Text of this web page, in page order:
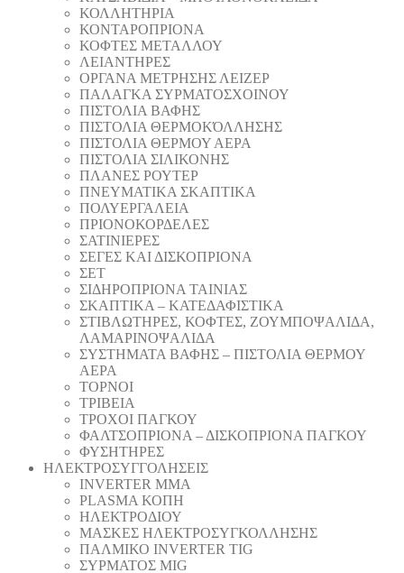
ΚΟΛΛΗΤΗΡΙΑ
ΚΟΝΤΑΡΟΠΡΙΟΝΑ
ΚΟΦΤΕΣ ΜΕΤΑΛΛΟΥ
ΛΕΙΑΝΤΗΡEΣ
ΟΡΓΑΝΑ ΜΕΤΡΗΣΗΣ ΛΕΙΖΕΡ
ΠΑΛΑΓΚΑ ΣΥΡΜΑΤΟΣΧΟΙΝΟΥ
ΠΙΣΤΟΛΙΑ ΒΑΦΗΣ
ΠΙΣΤΟΛΙΑ ΘΕΡΜΟΚΌΛΛΗΣΗΣ
ΠΙΣΤΟΛΙΑ ΘΕΡΜΟΥ ΑΕΡΑ
ΠΙΣΤΟΛΙΑ ΣΙΛΙΚΟΝΗΣ
ΠΛΑΝΕΣ ΡΟΥΤΕΡ
ΠΝΕΥΜΑΤΙΚΑ ΣΚΑΠΤΙΚΑ
ΠΟΛΥΕΡΓΑΛΕΙΑ
ΠΡΙΟΝΟΚΟΡΔΕΛΕΣ
ΣΑΤΙΝΙΕΡΕΣ
ΣΕΓΕΣ ΚΑΙ ΔΙΣΚΟΠΡΙΟΝΑ
ΣΕΤ
ΣΙΔΗΡΟΠΡΙΟΝΑ ΤΑΙΝΙΑΣ
ΣΚΑΠΤΙΚΑ – ΚΑΤΕΔΑΦΙΣΤΙΚΑ
ΣΤΙΒΛΩΤΗΡΕΣ, ΚΟΦΤΕΣ, ΖΟΥΜΠΟΨΑΛΙΔΑ,
ΛΑΜΑΡΙΝΟΨΑΛΙΔΑ
ΣΥΣΤΗΜΑΤΑ ΒΑΦΗΣ – ΠΙΣΤΟΛΙΑ ΘΕΡΜΟΥ
ΑΕΡΑ
ΤΟΡΝΟΙ
ΤΡΙΒΕΙΑ
ΤΡΟΧΟΙ ΠΑΓΚΟΥ
ΦΑΛΤΣΟΠΡΙΟΝΑ – ΔΙΣΚΟΠΡΙΟΝΑ ΠΑΓΚΟΥ
ΦΥΣΗΤΗΡΕΣ
ΗΛΕΚΤΡΟΣΥΓΓΟΛΗΣΕΙΣ
INVERTER MMA
PLASMA ΚΟΠΗ
ΗΛΕΚΤΡΟΔΙΟΥ
ΜΑΣΚΕΣ ΗΛΕΚΤΡΟΣΥΓΚΟΛΛΗΣΗΣ
ΠΑΛΜΙΚΟ INVERTER TIG
ΣΥΡΜΑΤΟΣ MIG